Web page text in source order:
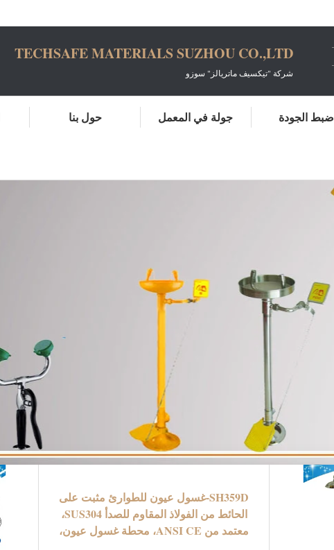
TECHSAFE MATERIALS SUZHOU CO.,LTD
شركة "تيكسيف ماتريالز" سوزو
حول بنا جولة في المعمل ضبط الجودة
SH359D-غسول عيون للطوارئ مثبت على
الحائط من الفولاذ المقاوم للصدأ SUS304،
معتمد من ANSI CE، محطة غسول عيون،